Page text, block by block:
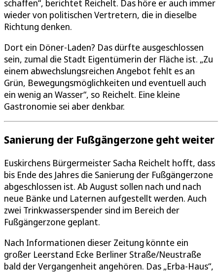
schaffen“, berichtet Reichelt. Das höre er auch immer
wieder von politischen Vertretern, die in dieselbe
Richtung denken.
Dort ein Döner-Laden? Das dürfte ausgeschlossen
sein, zumal die Stadt Eigentümerin der Fläche ist. „Zu
einem abwechslungsreichen Angebot fehlt es an
Grün, Bewegungsmöglichkeiten und eventuell auch
ein wenig an Wasser“, so Reichelt. Eine kleine
Gastronomie sei aber denkbar.
Sanierung der Fußgängerzone geht weiter
Euskirchens Bürgermeister Sacha Reichelt hofft, dass
bis Ende des Jahres die Sanierung der Fußgängerzone
abgeschlossen ist. Ab August sollen nach und nach
neue Bänke und Laternen aufgestellt werden. Auch
zwei Trinkwasserspender sind im Bereich der
Fußgängerzone geplant.
Nach Informationen dieser Zeitung könnte ein
großer Leerstand Ecke Berliner Straße/Neustraße
bald der Vergangenheit angehören. Das „Erba-Haus“,